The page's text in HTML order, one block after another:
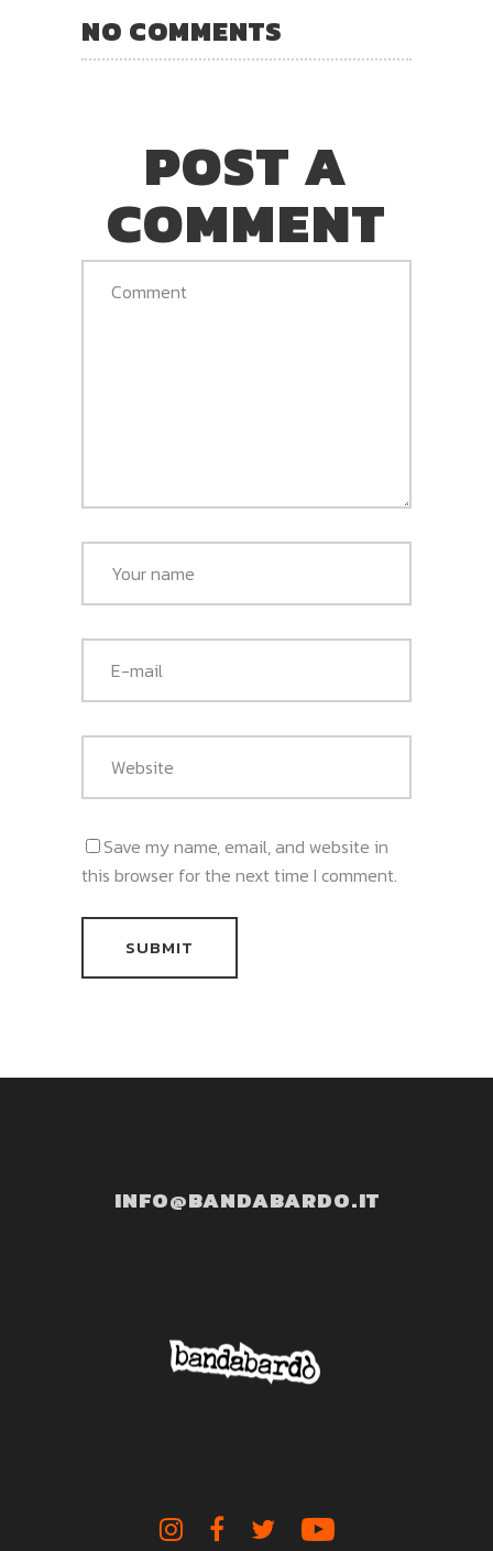
NO COMMENTS
POST A
COMMENT
Save my name, email, and website in
this browser for the next time I comment.
INFO@BANDABARDO.IT